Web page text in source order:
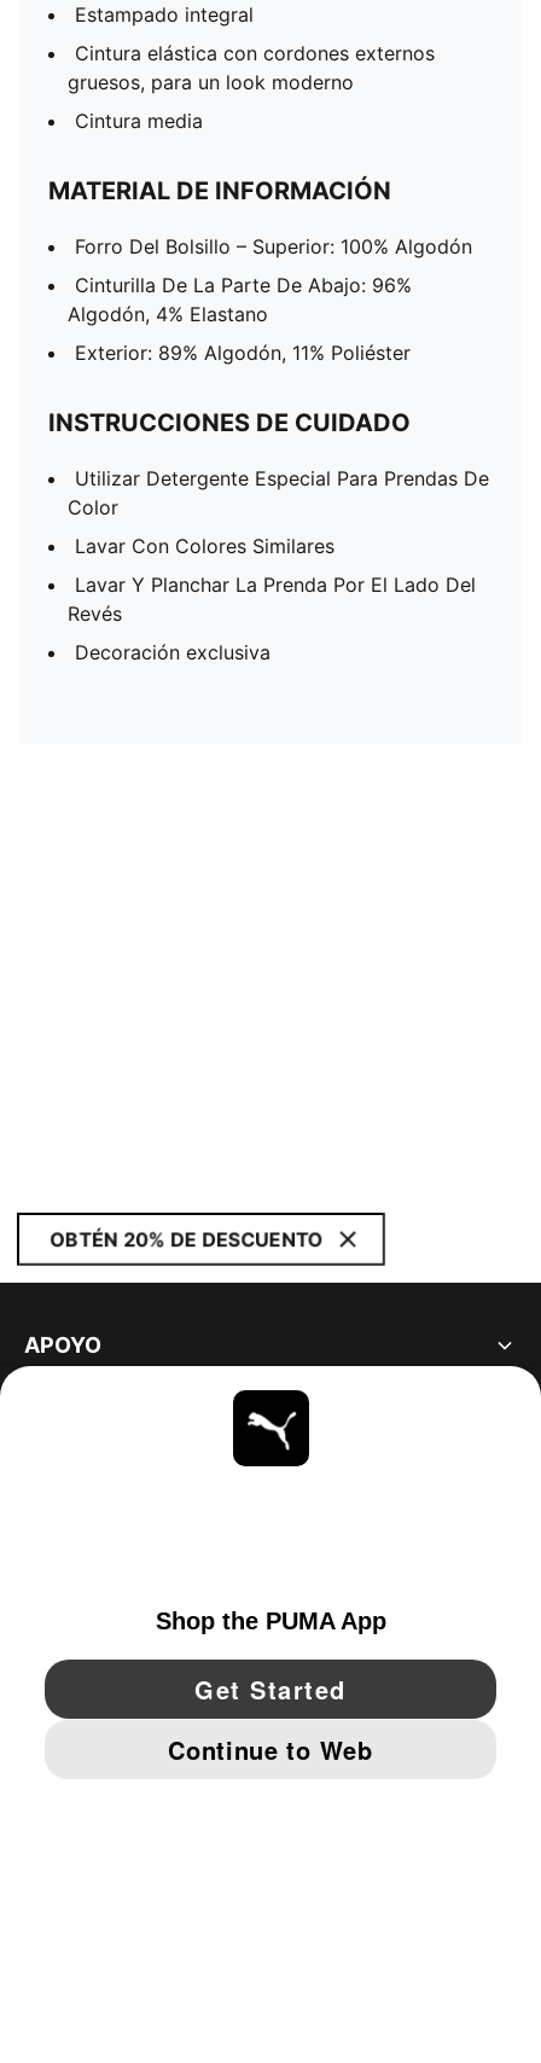
Estampado integral
Cintura elástica con cordones externos
gruesos, para un look moderno
Cintura media
MATERIAL DE INFORMACIÓN
Forro Del Bolsillo – Superior: 100% Algodón
Cinturilla De La Parte De Abajo: 96%
Algodón, 4% Elastano
Exterior: 89% Algodón, 11% Poliéster
INSTRUCCIONES DE CUIDADO
Utilizar Detergente Especial Para Prendas De
Color
Lavar Con Colores Similares
Lavar Y Planchar La Prenda Por El Lado Del
Revés
Decoración exclusiva
OBTÉN 20% DE DESCUENTO
APOYO
YouTube Twitter Pinterest
IMPRINT AND LEGAL DATA